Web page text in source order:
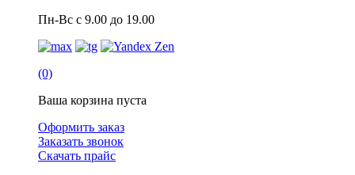
Пн-Вс с 9.00 до 19.00
(0)
Ваша корзина пуста
Оформить заказ
Заказать звонок
Скачать прайс